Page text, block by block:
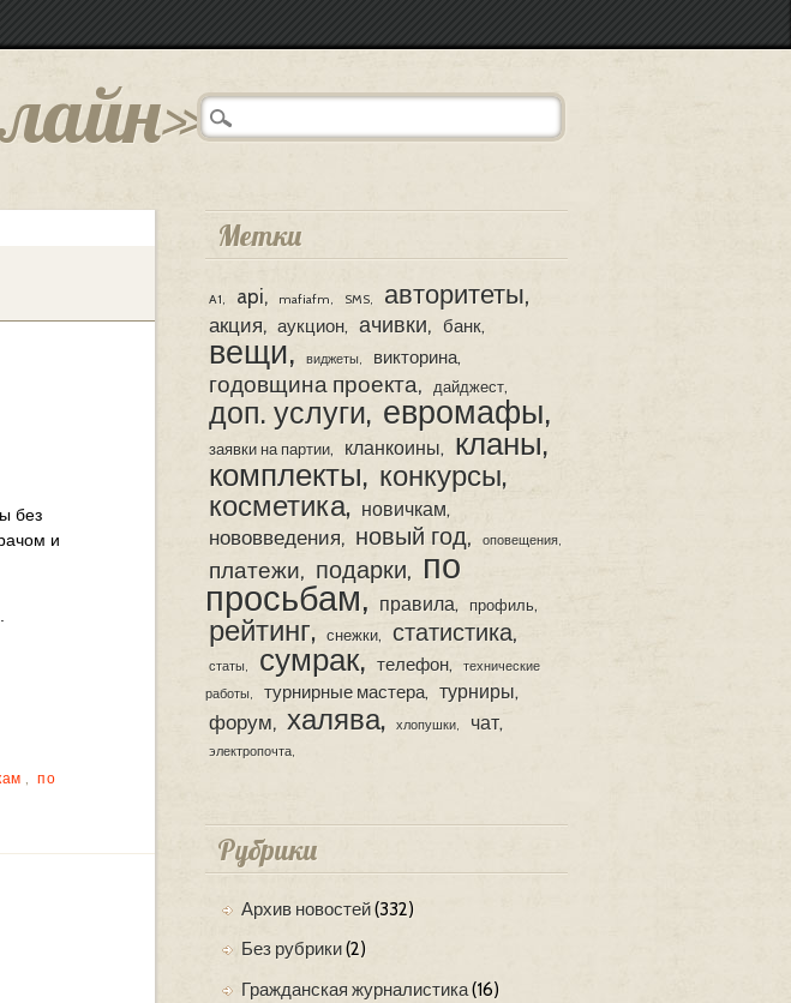
без
и
по
Метки
A1 api mafiafm SMS авторитеты
акция аукцион ачивки банк
вещи виджеты викторина
годовщина проекта дайджест
доп. услуги евромафы
заявки на партии кланкоины
кланы
комплекты конкурсы
косметика
новичкам
нововведения новый год оповещения
платежи подарки по
просьбам правила профиль
рейтинг снежки статистика
статы сумрак телефон
технические
работы
турнирные мастера турниры
форум халява хлопушки чат
электропочта
Рубрики
Архив новостей(332)
Без рубрики(2)
Гражданская журналистика(16)